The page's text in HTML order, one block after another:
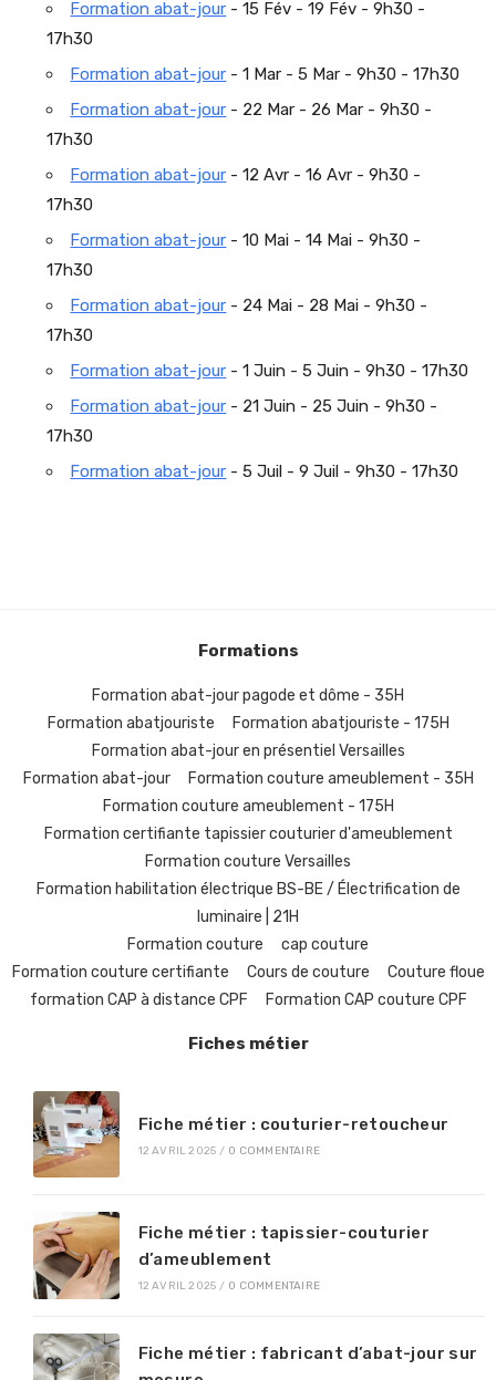
Formation abat-jour - 15 Fév - 19 Fév - 9h30 -
17h30
Formation abat-jour - 1 Mar - 5 Mar - 9h30 - 17h30
Formation abat-jour - 22 Mar - 26 Mar - 9h30 -
17h30
Formation abat-jour - 12 Avr - 16 Avr - 9h30 -
17h30
Formation abat-jour - 10 Mai - 14 Mai - 9h30 -
17h30
Formation abat-jour - 24 Mai - 28 Mai - 9h30 -
17h30
Formation abat-jour - 1 Juin - 5 Juin - 9h30 - 17h30
Formation abat-jour - 21 Juin - 25 Juin - 9h30 -
17h30
Formation abat-jour - 5 Juil - 9 Juil - 9h30 - 17h30
Formations
Formation abat-jour pagode et dôme - 35H
Formation abatjouriste
Formation abatjouriste - 175H
Formation abat-jour en présentiel Versailles
Formation abat-jour
Formation couture ameublement - 35H
Formation couture ameublement - 175H
Formation certifiante tapissier couturier d'ameublement
Formation couture Versailles
Formation habilitation électrique BS-BE / Électrification de
luminaire | 21H
Formation couture
cap couture
Formation couture certifiante
Cours de couture
Couture floue
formation CAP à distance CPF
Formation CAP couture CPF
Fiches métier
Fiche métier : couturier-retoucheur
12 AVRIL 2025 / 0 COMMENTAIRE
Fiche métier : tapissier-couturier
d’ameublement
12 AVRIL 2025 / 0 COMMENTAIRE
Fiche métier : fabricant d’abat-jour sur